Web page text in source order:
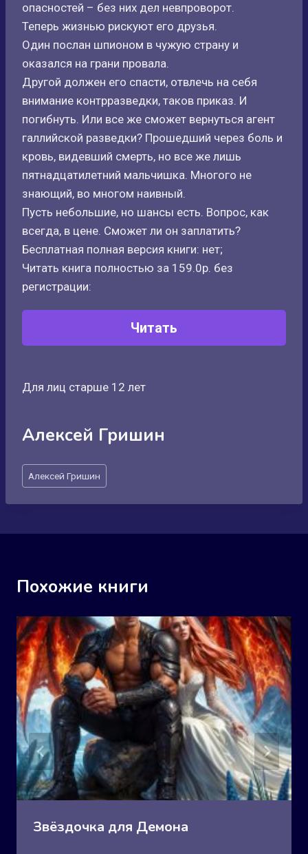
опасностей – без них дел невпроворот.
Теперь жизнью рискуют его друзья.
Один послан шпионом в чужую страну и
оказался на грани провала.
Другой должен его спасти, отвлечь на себя
внимание контрразведки, таков приказ. И
погибнуть. Или все же сможет вернуться агент
галлийской разведки? Прошедший через боль и
кровь, видевший смерть, но все же лишь
пятнадцатилетний мальчишка. Многого не
знающий, во многом наивный.
Пусть небольшие, но шансы есть. Вопрос, как
всегда, в цене. Сможет ли он заплатить?
Бесплатная полная версия книги: нет;
Читать книга полностью за 159.0р. без
регистрации:
Читать
Для лиц старше 12 лет
Алексей Гришин
Метки
записи:
Алексей Гришин
Похожие книги
Звёздочка для Демона